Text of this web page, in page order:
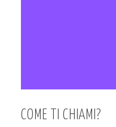
COME TI CHIAMI?